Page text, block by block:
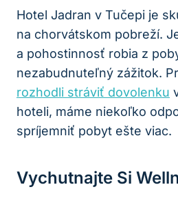
Hotel Jadran v Tučepi je
na chorvátskom pobreží.
a pohostinnosť robia z
nezabudnuteľný zážitok.
rozhodli stráviť dovolenku
hoteli, máme niekoľko
spríjemniť pobyt ešte viac.
Vychutnajte Si